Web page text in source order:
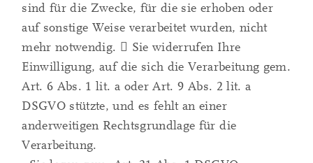
sind für die Zwecke, für die sie erhoben oder
auf sonstige Weise verarbeitet wurden, nicht
mehr notwendig.  Sie widerrufen Ihre
Einwilligung, auf die sich die Verarbeitung gem.
Art. 6 Abs. 1 lit. a oder Art. 9 Abs. 2 lit. a
DSGVO stützte, und es fehlt an einer
anderweitigen Rechtsgrundlage für die
Verarbeitung.